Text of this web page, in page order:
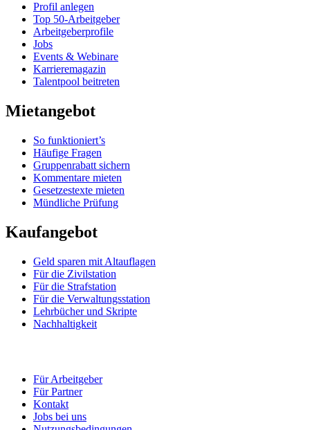
Profil anlegen
Top 50-Arbeitgeber
Arbeitgeberprofile
Jobs
Events & Webinare
Karrieremagazin
Talentpool beitreten
Mietangebot
So funktioniert’s
Häufige Fragen
Gruppenrabatt sichern
Kommentare mieten
Gesetzestexte mieten
Mündliche Prüfung
Kaufangebot
Geld sparen mit Altauflagen
Für die Zivilstation
Für die Strafstation
Für die Verwaltungsstation
Lehrbücher und Skripte
Nachhaltigkeit
Für Arbeitgeber
Für Partner
Kontakt
Jobs bei uns